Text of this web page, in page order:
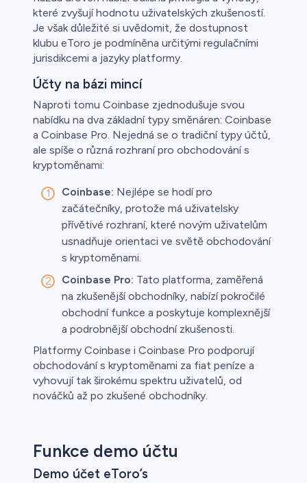
které zvyšují hodnotu uživatelských zkušeností.
Je však důležité si uvědomit, že dostupnost
klubu eToro je podmíněna určitými regulačními
jurisdikcemi a jazyky platformy.
Účty na bázi mincí
Naproti tomu Coinbase zjednodušuje svou
nabídku na dva základní typy směnáren: Coinbase
a Coinbase Pro. Nejedná se o tradiční typy účtů,
ale spíše o různá rozhraní pro obchodování s
kryptoměnami:
Coinbase: Nejlépe se hodí pro
začátečníky, protože má uživatelsky
přívětivé rozhraní, které novým uživatelům
usnadňuje orientaci ve světě obchodování
s kryptoměnami.
Coinbase Pro: Tato platforma, zaměřená
na zkušenější obchodníky, nabízí pokročilé
obchodní funkce a poskytuje komplexnější
a podrobnější obchodní zkušenosti.
Platformy Coinbase i Coinbase Pro podporují
obchodování s kryptoměnami za fiat peníze a
vyhovují tak širokému spektru uživatelů, od
nováčků až po zkušené obchodníky.
Funkce demo účtu
Demo účet eToro’s